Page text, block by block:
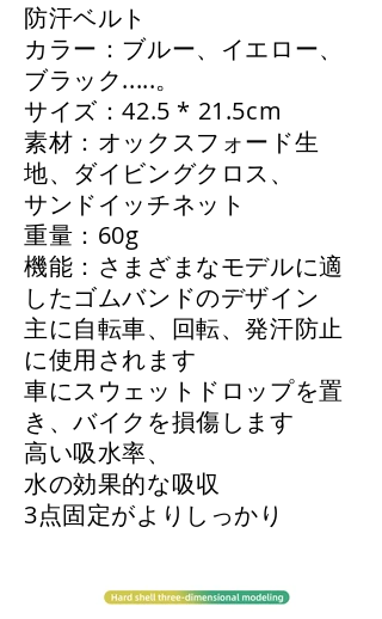
防汗ベルト
カラー：ブルー、イエロー、
ブラック.....。
サイズ：42.5 * 21.5cm
素材：オックスフォード生
地、ダイビングクロス、
サンドイッチネット
重量：60g
機能：さまざまなモデルに適
したゴムバンドのデザイン
主に自転車、回転、発汗防止
に使用されます
車にスウェットドロップを置
き、バイクを損傷します
高い吸水率、
水の効果的な吸収
3点固定がよりしっかり